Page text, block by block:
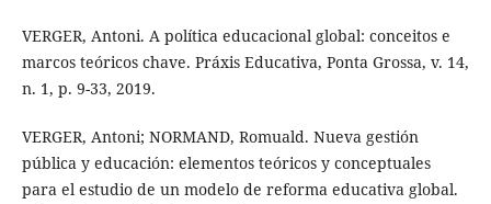
VERGER, Antoni. A política educacional global: conceitos e
marcos teóricos chave. Práxis Educativa, Ponta Grossa, v. 14,
n. 1, p. 9-33, 2019.
VERGER, Antoni; NORMAND, Romuald. Nueva gestión
pública y educación: elementos teóricos y conceptuales
para el estudio de un modelo de reforma educativa global.